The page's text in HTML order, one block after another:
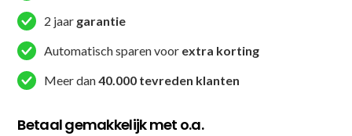
2 jaar garantie
Automatisch sparen voor extra korting
Meer dan40.000 tevreden klanten
Betaal gemakkelijk met o.a.